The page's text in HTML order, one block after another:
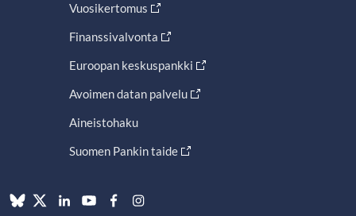
Vuosikertomus
Finanssivalvonta
Euroopan keskuspankki
Avoimen datan palvelu
Aineistohaku
Suomen Pankin taide